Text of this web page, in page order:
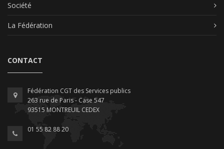
Société
La Fédération
CONTACT
Fédération CGT des Services publics
263 rue de Paris - Case 547
93515 MONTREUIL CEDEX
01 55 82 88 20